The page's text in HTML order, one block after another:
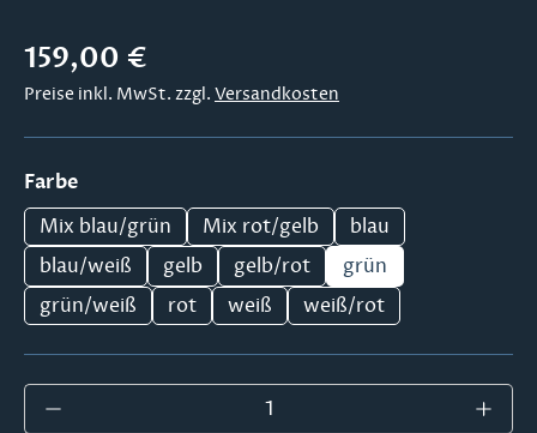
Regulärer Preis:
159,00 €
Preise inkl. MwSt. zzgl. Versandkosten
Farbeauswählen
Mix blau/grün
Mix rot/gelb
blau
blau/weiß
gelb gelb/rot
grün
grün/weiß
rot weiß weiß/rot
Produkt Anzahl: Gib den gewünschten